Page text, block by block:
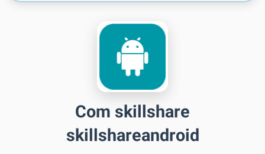
Com skillshare
skillshareandroid